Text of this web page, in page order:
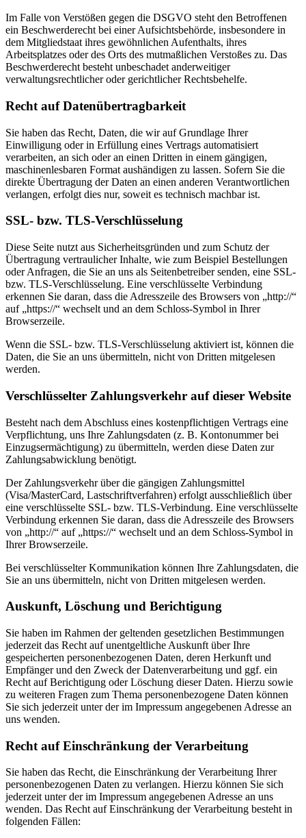
Im Falle von Verstößen gegen die DSGVO steht den Betroffenen
ein Beschwerderecht bei einer Aufsichtsbehörde, insbesondere in
dem Mitgliedstaat ihres gewöhnlichen Aufenthalts, ihres
Arbeitsplatzes oder des Orts des mutmaßlichen Verstoßes zu. Das
Beschwerderecht besteht unbeschadet anderweitiger
verwaltungsrechtlicher oder gerichtlicher Rechtsbehelfe.
Recht auf Datenübertragbarkeit
Sie haben das Recht, Daten, die wir auf Grundlage Ihrer
Einwilligung oder in Erfüllung eines Vertrags automatisiert
verarbeiten, an sich oder an einen Dritten in einem gängigen,
maschinenlesbaren Format aushändigen zu lassen. Sofern Sie die
direkte Übertragung der Daten an einen anderen Verantwortlichen
verlangen, erfolgt dies nur, soweit es technisch machbar ist.
SSL- bzw. TLS-Verschlüsselung
Diese Seite nutzt aus Sicherheitsgründen und zum Schutz der
Übertragung vertraulicher Inhalte, wie zum Beispiel Bestellungen
oder Anfragen, die Sie an uns als Seitenbetreiber senden, eine SSL-
bzw. TLS-Verschlüsselung. Eine verschlüsselte Verbindung
erkennen Sie daran, dass die Adresszeile des Browsers von „http://“
auf „https://“ wechselt und an dem Schloss-Symbol in Ihrer
Browserzeile.
Wenn die SSL- bzw. TLS-Verschlüsselung aktiviert ist, können die
Daten, die Sie an uns übermitteln, nicht von Dritten mitgelesen
werden.
Verschlüsselter Zahlungsverkehr auf dieser Website
Besteht nach dem Abschluss eines kostenpflichtigen Vertrags eine
Verpflichtung, uns Ihre Zahlungsdaten (z. B. Kontonummer bei
Einzugsermächtigung) zu übermitteln, werden diese Daten zur
Zahlungsabwicklung benötigt.
Der Zahlungsverkehr über die gängigen Zahlungsmittel
(Visa/MasterCard, Lastschriftverfahren) erfolgt ausschließlich über
eine verschlüsselte SSL- bzw. TLS-Verbindung. Eine verschlüsselte
Verbindung erkennen Sie daran, dass die Adresszeile des Browsers
von „http://“ auf „https://“ wechselt und an dem Schloss-Symbol in
Ihrer Browserzeile.
Bei verschlüsselter Kommunikation können Ihre Zahlungsdaten, die
Sie an uns übermitteln, nicht von Dritten mitgelesen werden.
Auskunft, Löschung und Berichtigung
Sie haben im Rahmen der geltenden gesetzlichen Bestimmungen
jederzeit das Recht auf unentgeltliche Auskunft über Ihre
gespeicherten personenbezogenen Daten, deren Herkunft und
Empfänger und den Zweck der Datenverarbeitung und ggf. ein
Recht auf Berichtigung oder Löschung dieser Daten. Hierzu sowie
zu weiteren Fragen zum Thema personenbezogene Daten können
Sie sich jederzeit unter der im Impressum angegebenen Adresse an
uns wenden.
Recht auf Einschränkung der Verarbeitung
Sie haben das Recht, die Einschränkung der Verarbeitung Ihrer
personenbezogenen Daten zu verlangen. Hierzu können Sie sich
jederzeit unter der im Impressum angegebenen Adresse an uns
wenden. Das Recht auf Einschränkung der Verarbeitung besteht in
folgenden Fällen: